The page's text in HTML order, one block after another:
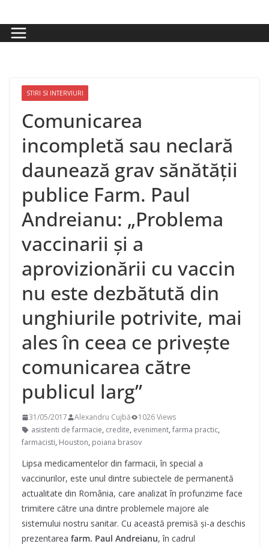
to
content
STIRI SI INTERVIURI
Comunicarea
incompletă sau neclară
daunează grav sănătății
publice Farm. Paul
Andreianu: „Problema
vaccinarii și a
aprovizionării cu vaccin
nu este dezbătută din
unghiurile potrivite, mai
ales în ceea ce privește
comunicarea către
publicul larg”
31/05/2017 Alexandru Cujbă
1026 Views
asistenti de farmacie, credite, eveniment, farma practic,
farmacisti, Houston, poiana brasov
Lipsa medicamentelor din farmacii, în special a
vaccinurilor, este unul dintre subiectele de permanentă
actualitate din România, care analizat în profunzime face
trimitere către una dintre problemele majore ale
sistemului nostru sanitar. Cu această premisă și-a deschis
prezentarea farm. Paul Andreianu, în cadrul